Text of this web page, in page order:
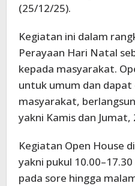
(25/12/25).
Kegiatan ini dalam
Perayaan Hari Natal
kepada masyarakat.
untuk umum dan dapat
masyarakat,
yakni Kamis dan
Kegiatan Open House
yakni pukul
pada sore hingga